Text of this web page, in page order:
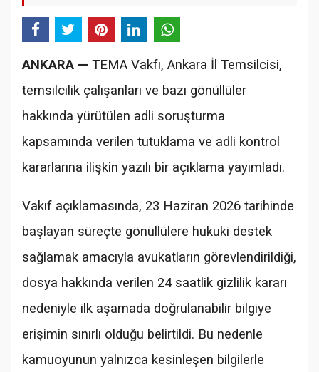
ANKARA — TEMA Vakfı, Ankara İl Temsilcisi,
temsilcilik çalışanları ve bazı gönüllüler
hakkında yürütülen adli soruşturma
kapsamında verilen tutuklama ve adli kontrol
kararlarına ilişkin yazılı bir açıklama yayımladı.
Vakıf açıklamasında, 23 Haziran 2026 tarihinde
başlayan süreçte gönüllülere hukuki destek
sağlamak amacıyla avukatların görevlendirildiği,
dosya hakkında verilen 24 saatlik gizlilik kararı
nedeniyle ilk aşamada doğrulanabilir bilgiye
erişimin sınırlı olduğu belirtildi. Bu nedenle
kamuoyunun yalnızca kesinleşen bilgilerle